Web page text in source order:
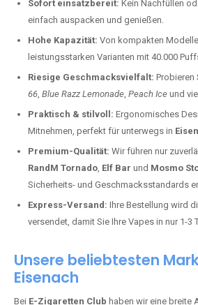
Sofort einsatzbereit: Kein Nachfüllen
einfach auspacken und genießen.
Hohe Kapazität: Von kompakten
leistungsstarken Varianten mit 40.000
Riesige Geschmacksvielfalt: Probieren
66, Blue Razz Lemonade, Peach Ice und
Praktisch & stilvoll: Ergonomisches
Mitnehmen, perfekt für unterwegs in
Premium-Qualität: Wir führen nur
RandM Tornado, Elf Bar und Mosmo
Sicherheits- und Geschmacksstandards
Express-Versand: Ihre Bestellung wird
versendet, damit Sie Ihre Vapes in nur 1-3
Unsere beliebtesten
Eisenach
Bei E-Zigaretten Club haben wir eine breite